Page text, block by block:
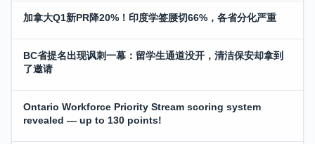
加拿大Q1新PR降20%！印度学签腰切66%，各省分化严重
BC省提名出现讽刺一幕：留学生通道没开，清洁保安却拿到
了邀请
Ontario Workforce Priority Stream scoring system
revealed — up to 130 points!